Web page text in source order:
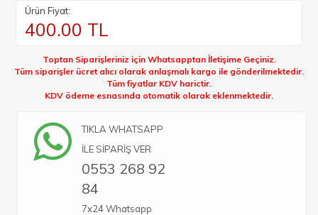
Ürün Fiyat:
400.00 TL
Toptan Siparişleriniz için Whatsapptan İletişime Geçiniz.
Tüm siparişler ücret alıcı olarak anlaşmalı kargo ile gönderilmektedir.
Tüm fiyatlar KDV harictir.
KDV ödeme esnasında otomatik olarak eklenmektedir.
TIKLA WHATSAPP
İLE SİPARİŞ VER
0553 268 92
84
7x24 Whatsapp